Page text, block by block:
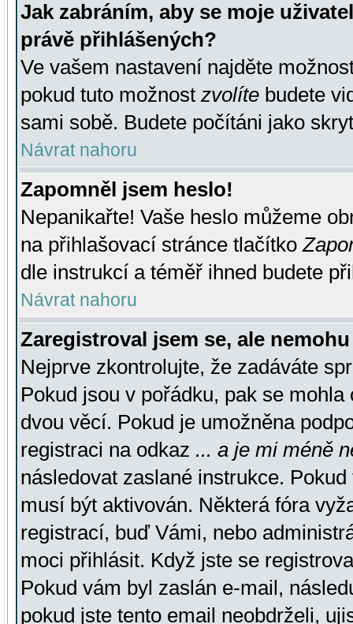
Jak zabráním, aby se moje
právě přihlášených?
Ve vašem nastavení najděte
pokud tuto možnost zvolíte budete
sami sobě. Budete počítáni jako
Návrat nahoru
Zapomněl jsem heslo!
Nepanikařte! Vaše heslo můžeme
na přihlašovací stránce tlačítko
dle instrukcí a téměř ihned budete
Návrat nahoru
Zaregistroval jsem se, ale
Nejprve zkontrolujte, že zadáváte
Pokud jsou v pořádku, pak se
dvou věcí. Pokud je umožněna
registraci na odkaz ... a je mi méně
následovat zaslané instrukce.
musí být aktivován. Některá fóra
registrací, buď Vámi, nebo
moci přihlásit. Když jste se
Pokud vám byl zaslán e-mail,
pokud jste tento email neobdrželi,